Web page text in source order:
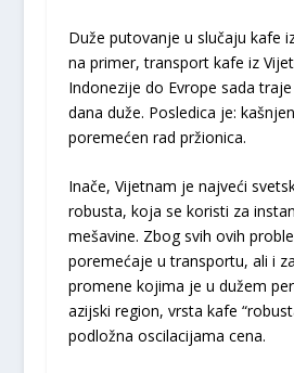
Duže putovanje u slučaju kafe
na primer, transport kafe iz
Indonezije do Evrope sada
dana duže. Posledica je:
poremećen rad pržionica.
Inače, Vijetnam je najveći
robusta, koja se koristi za
mešavine. Zbog svih ovih
poremećaje u transportu, ali i
promene kojima je u dužem
azijski region, vrsta kafe
podložna oscilacijama cena.